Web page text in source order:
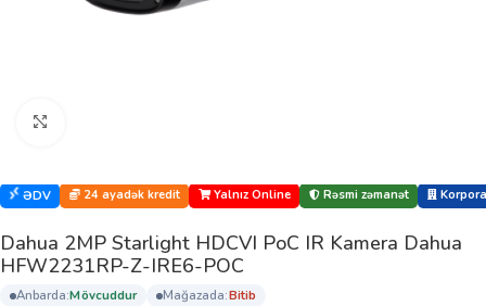
ƏDV 24 ayadək kredit Yalnız Online Rəsmi zəmanət
Dahua 2MP Starlight HDCVI PoC IR Kamera Dahua
HFW2231RP-Z-IRE6-POC
anbarda: mövcuddur mağazada:
bi̇ti̇b